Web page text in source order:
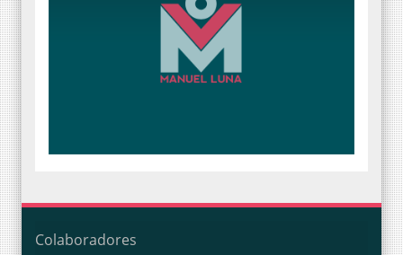
Colaboradores